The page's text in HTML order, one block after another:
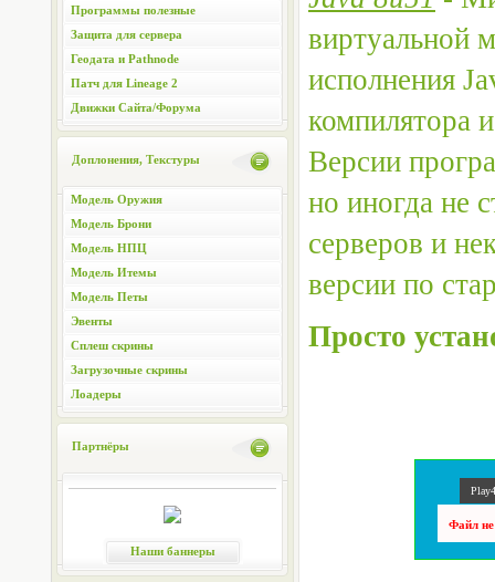
Программы полезные
Защита для сервера
Геодата и Pathnode
Патч для Lineage 2
Движки Сайта/Форума
Доплонения, Текстуры
Модель Оружия
Модель Брони
Модель НПЦ
Модель Итемы
Модель Петы
Эвенты
Сплеш скрины
Загрузочные скрины
Лоадеры
Партнёры
Наши баннеры
виртуальной
исполнения
компилятора
Версии
но иногда не
серверов и
версии по
Просто
Файл не